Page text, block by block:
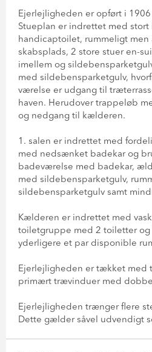
Ejerlejligheden er opført i
Stueplan er indrettet med stort
handicaptoilet, rummeligt
skabsplads, 2 store stuer en-
imellem og
med sildebensparketgulv,
værelse er udgang til
haven. Herudover trappeløb
og nedgang til kælderen.
1. salen er indrettet med
med nedsænket badekar og
badeværelse med badekar,
med sildebensparketgulv,
sildebensparketgulv samt
Kælderen er indrettet med
toiletgruppe med 2 toiletter og
yderligere et par disponible
Ejerlejligheden er tækket med
primært trævinduer med
Ejerlejligheden trænger flere
Dette gælder såvel udvendigt